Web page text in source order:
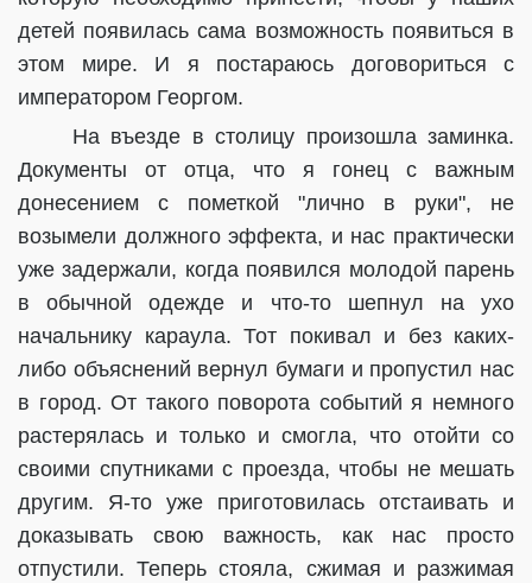
детей появилась сама возможность появиться в
этом мире. И я постараюсь договориться с
императором Георгом.
На въезде в столицу произошла заминка.
Документы от отца, что я гонец с важным
донесением с пометкой "лично в руки", не
возымели должного эффекта, и нас практически
уже задержали, когда появился молодой парень
в обычной одежде и что-то шепнул на ухо
начальнику караула. Тот покивал и без каких-
либо объяснений вернул бумаги и пропустил нас
в город. От такого поворота событий я немного
растерялась и только и смогла, что отойти со
своими спутниками с проезда, чтобы не мешать
другим. Я-то уже приготовилась отстаивать и
доказывать свою важность, как нас просто
отпустили. Теперь стояла, сжимая и разжимая